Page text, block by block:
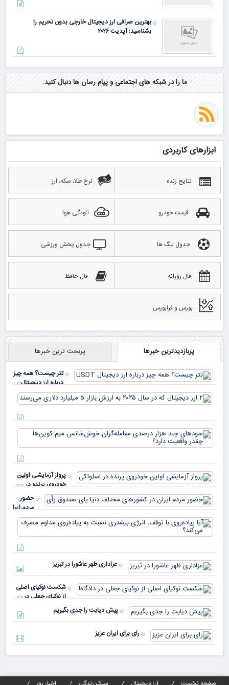
بهترین صرافی ارز دیجیتال خارجی بدون تحریم را
بشناسید؛ آپدیت ۲۰۲۶
ما را در شبکه های اجتماعی و پیام رسان ها دنبال کنید.
ابزارهای کاربردی
نتایج زنده نرخ طلا، سکه، ارز
قیمت خودرو آلودگی هوا
جدول لیگ ها جدول پخش ورزشی
فال روزانه فال حافظ
بورس و فرابورس
پربازدیدترین خبرها پربحث ترین خبرها
تتر چیست؟ همه چیز
درباره ارز دیجیتال
USDT
پرواز آزمایشی اولین
خودروی پرنده در
اسلواکی
حضور
مردم ایران
در
کشورهای
مختلف
دنیا پای
صندوق
عزاداری ظهر عاشورا در تبریز
شکست نوکیای اصلی
از نوکیای جعلی در
دادگاه!
پیش دیابت را جدی بگیریم
رای برای ایران عزیز